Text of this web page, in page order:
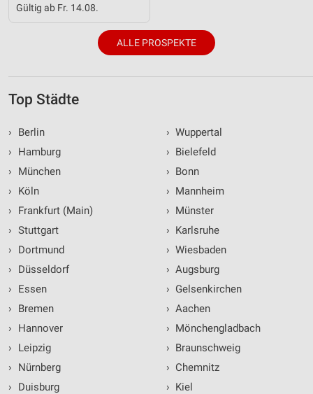
Gültig ab Fr. 14.08.
ALLE PROSPEKTE
Top Städte
›
Berlin
›
Hamburg
›
München
›
Köln
›
Frankfurt (Main)
› Stuttgart
›
Dortmund
›
Düsseldorf
›
Essen
›
Bremen
›
Hannover
›
Leipzig
›
Nürnberg
›
Duisburg
› Wuppertal
› Bielefeld
› Bonn
› Mannheim
› Münster
› Karlsruhe
› Wiesbaden
› Augsburg
› Gelsenkirchen
› Aachen
› Mönchengladbach
› Braunschweig
› Chemnitz
› Kiel